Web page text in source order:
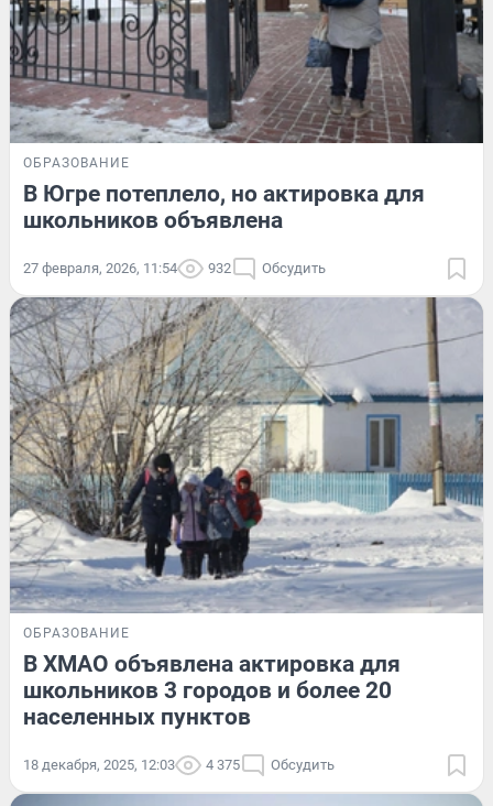
ОБРАЗОВАНИЕ
В Югре потеплело, но актировка для
школьников объявлена
27 февраля, 2026, 11:54 932 Обсудить
ОБРАЗОВАНИЕ
В ХМАО объявлена актировка для
школьников 3 городов и более 20
населенных пунктов
18 декабря, 2025, 12:03 4 375 Обсудить